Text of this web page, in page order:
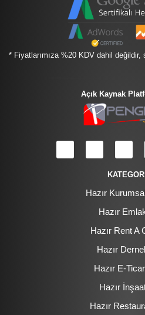
* Fiyatlarımıza %20 KDV dahil
Açık Kaynak
Hazır
Hazır
Hazır Rent A
Hazır
Hazır E-
Hazır
Hazır